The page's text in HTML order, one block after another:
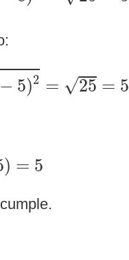
− 5)2 = √25 = 5
−5)2=
) = 5
)=